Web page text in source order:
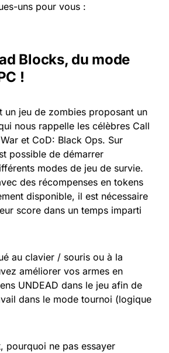
uns pour vous :
Blocks, du mode
!
un jeu de zombies proposant un
nous rappelle les célèbres Call
et CoD: Black Ops. Sur
possible de démarrer
modes de jeu de survie.
des récompenses en tokens
disponible, il est nécessaire
score dans un temps imparti
au clavier / souris ou à la
améliorer vos armes en
UNDEAD dans le jeu afin de
dans le mode tournoi (logique
pourquoi ne pas essayer